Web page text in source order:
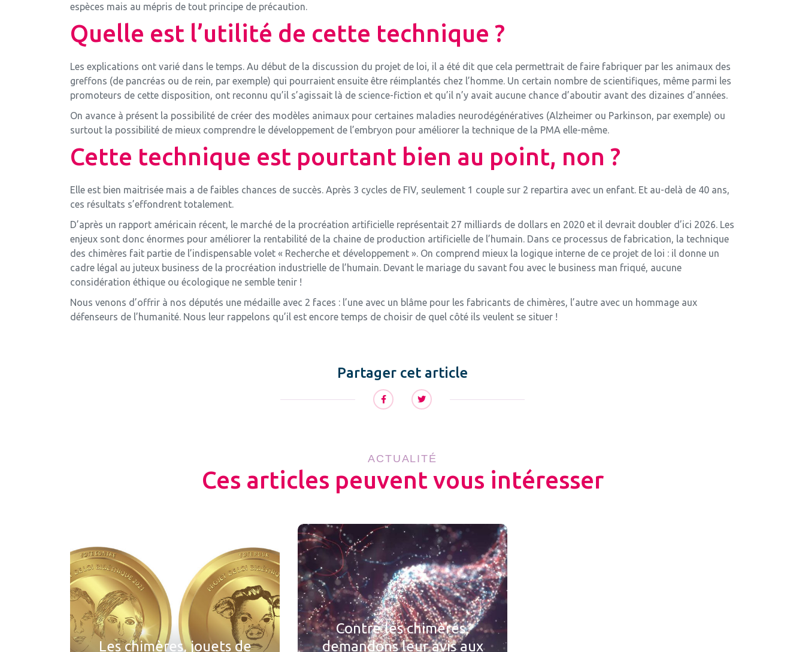
espèces mais au mépris de tout principe de précaution.
Quelle est l’utilité de cette technique ?
Les explications ont varié dans le temps. Au début de la discussion du projet de loi, il a été dit que cela permettrait de faire fabriquer par les animaux des
greffons (de pancréas ou de rein, par exemple) qui pourraient ensuite être réimplantés chez l’homme. Un certain nombre de scientifiques, même parmi les
promoteurs de cette disposition, ont reconnu qu’il s’agissait là de science-fiction et qu’il n’y avait aucune chance d’aboutir avant des dizaines d’années.
On avance à présent la possibilité de créer des modèles animaux pour certaines maladies neurodégénératives (Alzheimer ou Parkinson, par exemple) ou
surtout la possibilité de mieux comprendre le développement de l’embryon pour améliorer la technique de la PMA elle-même.
Cette technique est pourtant bien au point, non ?
Elle est bien maitrisée mais a de faibles chances de succès. Après 3 cycles de FIV, seulement 1 couple sur 2 repartira avec un enfant. Et au-delà de 40 ans,
ces résultats s’effondrent totalement.
D’après un rapport américain récent, le marché de la procréation artificielle représentait 27 milliards de dollars en 2020 et il devrait doubler d’ici 2026. Les
enjeux sont donc énormes pour améliorer la rentabilité de la chaine de production artificielle de l’humain. Dans ce processus de fabrication, la technique
des chimères fait partie de l’indispensable volet « Recherche et développement ». On comprend mieux la logique interne de ce projet de loi : il donne un
cadre légal au juteux business de la procréation industrielle de l’humain. Devant le mariage du savant fou avec le business man friqué, aucune
considération éthique ou écologique ne semble tenir !
Nous venons d’offrir à nos députés une médaille avec 2 faces : l’une avec un blâme pour les fabricants de chimères, l’autre avec un hommage aux
défenseurs de l’humanité. Nous leur rappelons qu’il est encore temps de choisir de quel côté ils veulent se situer !
Partager cet article
ACTUALITÉ
Ces articles peuvent vous intéresser
Les chimères, jouets de
Contre les chimères,
demandons leur avis aux